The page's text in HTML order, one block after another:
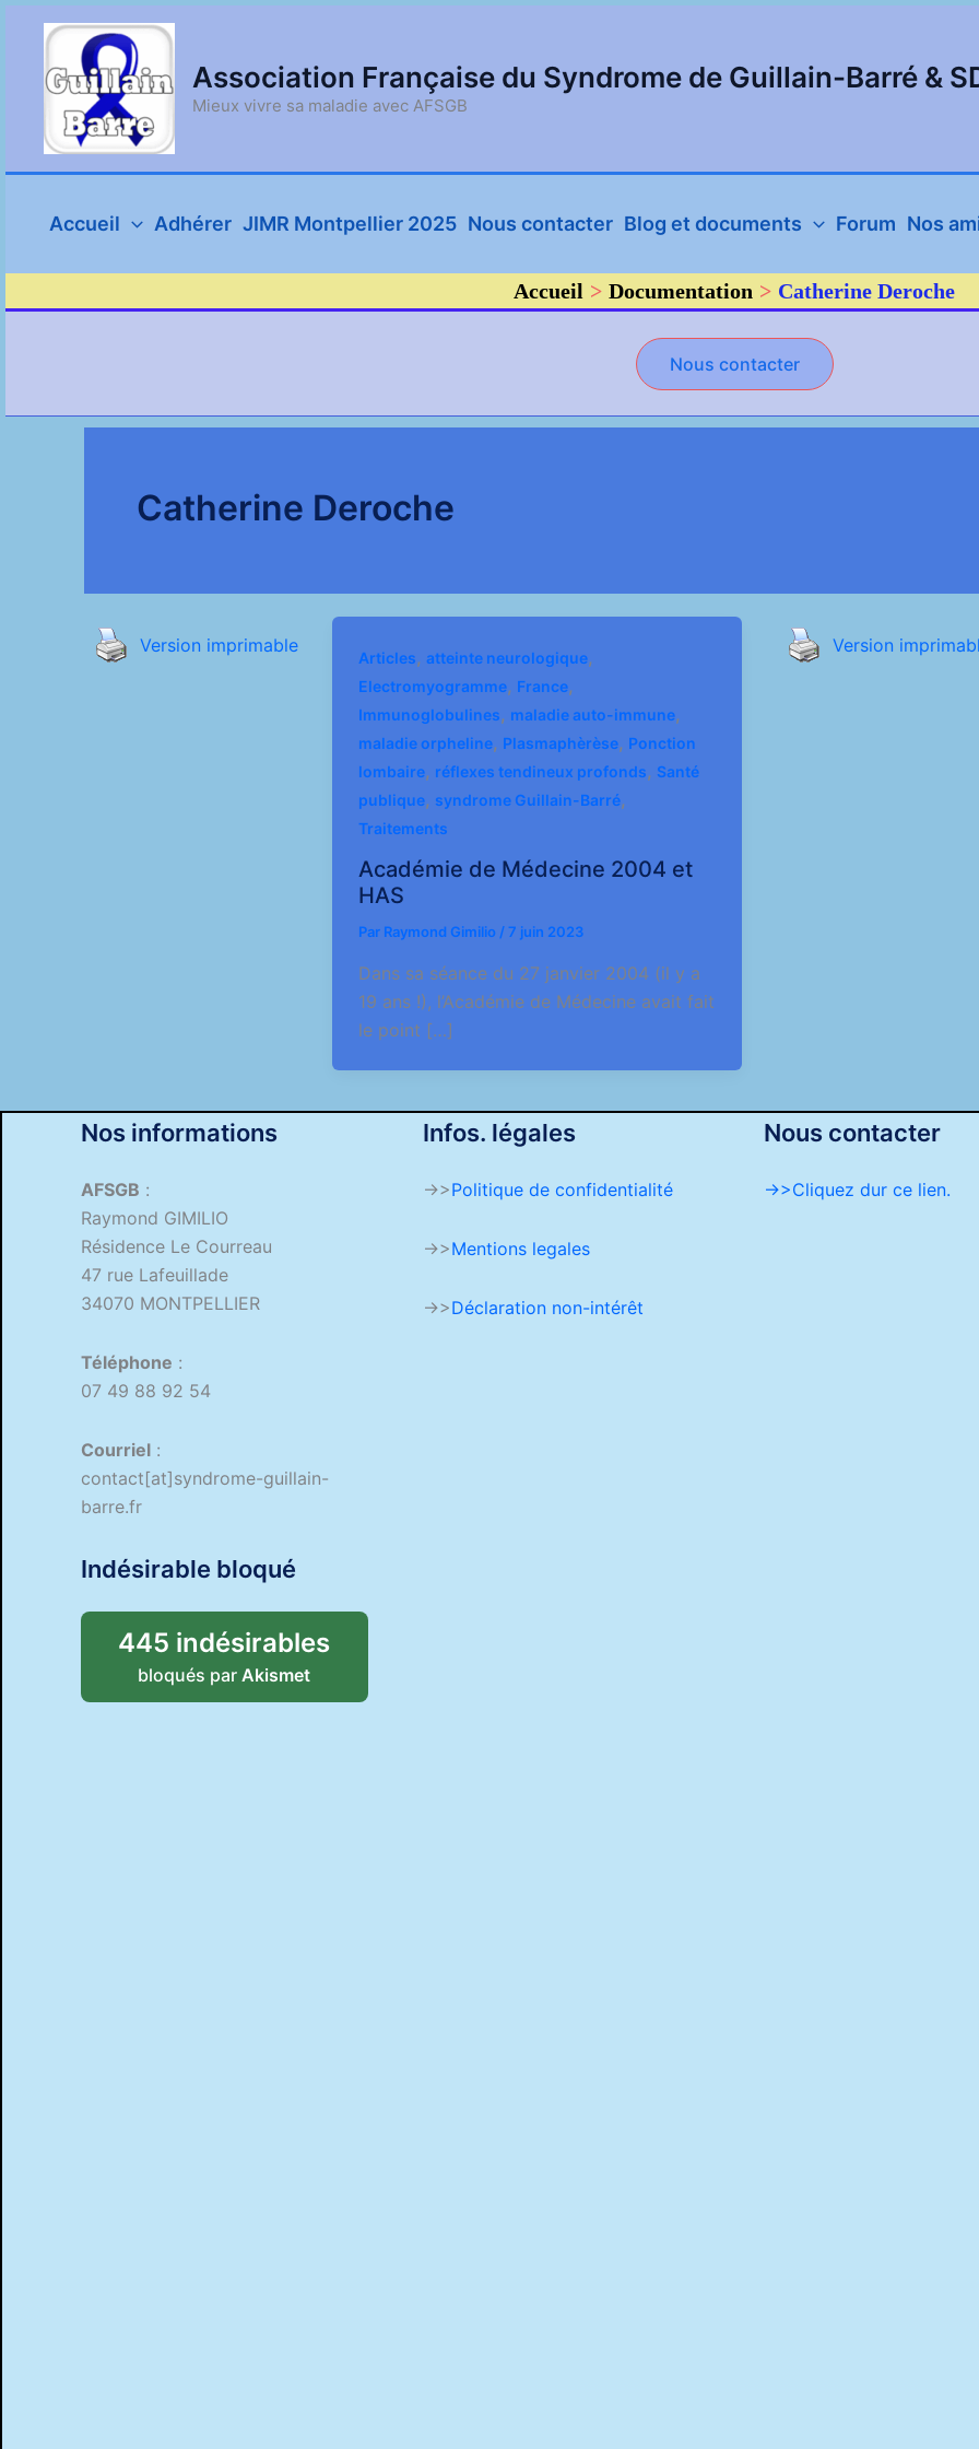
contenu
Association Française du Syndrome de Guillain-Barré &
Mieux vivre sa maladie avec AFSGB
Accueil Adhérer JIMR Montpellier 2025 Nous contacter Blog et documents Forum Nos
Accueil Documentation Catherine Deroche
Nous contacter
Catherine Deroche
Version imprimable
Articles, atteinte neurologique,
Electromyogramme, France,
Immunoglobulines, maladie auto-immune,
maladie orpheline, Plasmaphèrèse, Ponction
lombaire, réflexes tendineux profonds, Santé
publique, syndrome Guillain-Barré,
Traitements
Académie de Médecine 2004 et
HAS
Par Raymond Gimilio /7 juin 2023
Dans sa séance du 27 janvier 2004 (il y a
19 ans !), l’Académie de Médecine avait fait
le point […]
Version
Nos informations
AFSGB :
Raymond GIMILIO
Résidence Le Courreau
47 rue Lafeuillade
34070 MONTPELLIER
Téléphone :
07 49 88 92 54
Courriel :
contact[at]syndrome-guillain-
barre.fr
Indésirable bloqué
445 indésirables
bloqués par Akismet
Infos. légales
->>Politique de confidentialité
->>Mentions legales
->>Déclaration non-intérêt
Nous contacter
->>Cliquez dur ce lien.